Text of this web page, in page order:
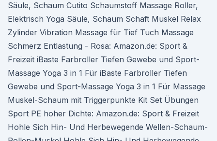
Säule, Schaum Cutito Schaumstoff Massage Roller,
Elektrisch Yoga Säule, Schaum Schaft Muskel Relax
Zylinder Vibration Massage für Tief Tuch Massage
Schmerz Entlastung - Rosa: Amazon.de: Sport &
Freizeit iBaste Farbroller Tiefen Gewebe und Sport-
Massage Yoga 3 in 1 Für iBaste Farbroller Tiefen
Gewebe und Sport-Massage Yoga 3 in 1 Für Massage
Muskel-Schaum mit Triggerpunkte Kit Set Übungen
Sport PE hoher Dichte: Amazon.de: Sport & Freizeit
Hohle Sich Hin- Und Herbewegende Wellen-Schaum-